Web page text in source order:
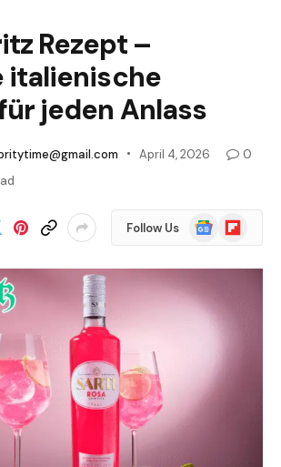
Rezept –
italienische
jeden Anlass
April 4, 2026
0
Follow Us
Google
News
Flipboard